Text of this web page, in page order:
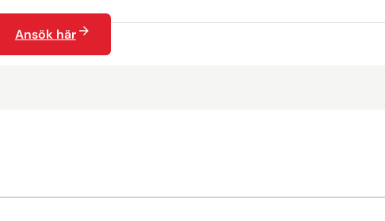
Ansök här